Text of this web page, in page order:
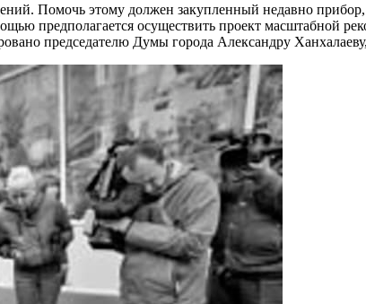
Помочь этому должен закупленный недавно
предполагается осуществить проект масштабной
председателю Думы города Александру